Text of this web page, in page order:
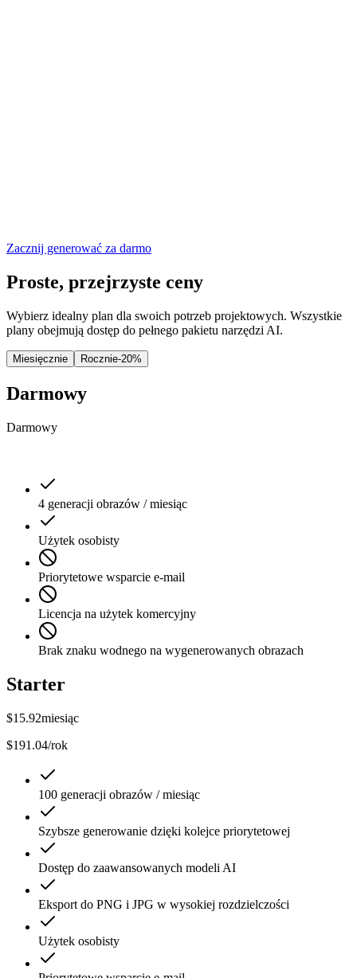
Zacznij generować za darmo
Proste, przejrzyste ceny
Wybierz idealny plan dla swoich potrzeb projektowych. Wszystkie
plany obejmują dostęp do pełnego pakietu narzędzi AI.
Miesięcznie Rocznie-20%
Darmowy
Darmowy
4 generacji obrazów / miesiąc
Użytek osobisty
Priorytetowe wsparcie e-mail
Licencja na użytek komercyjny
Brak znaku wodnego na wygenerowanych obrazach
Starter
$15.92miesiąc
$191.04/rok
100 generacji obrazów / miesiąc
Szybsze generowanie dzięki kolejce priorytetowej
Dostęp do zaawansowanych modeli AI
Eksport do PNG i JPG w wysokiej rozdzielczości
Użytek osobisty